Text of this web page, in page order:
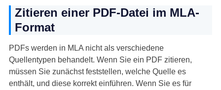
Zitieren einer PDF-Datei im MLA-
Format
PDFs werden in MLA nicht als verschiedene
Quellentypen behandelt. Wenn Sie ein PDF zitieren,
müssen Sie zunächst feststellen, welche Quelle es
enthält, und diese korrekt einführen. Wenn Sie es für